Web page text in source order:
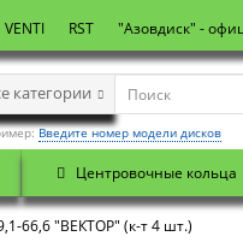
VENTI RST "Азовдиск" -
категории
Введите номер модели дисков
Центровочные кольца
66,6 "ВЕКТОР" (к-т 4 шт.)